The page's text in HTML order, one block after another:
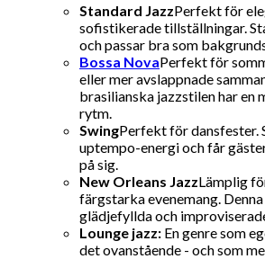
Standard JazzPerfekt för
sofistikerade tillställningar.
och passar bra som
Bossa NovaPerfekt för
eller mer avslappnade
brasilianska jazzstilen har en
rytm.
SwingPerfekt för dansfester.
uptempo-energi och får
på sig.
New Orleans JazzLämplig
färgstarka evenemang.
glädjefyllda och
Lounge jazz: En genre som
det ovanstående - och som